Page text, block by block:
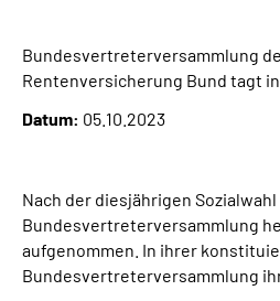
Leichte Sprache
Bundesvertreterversammlung
Rentenversicherung Bund tagt
Datum: 05.10.2023
Nach der diesjährigen
Bundesvertreterversammlung
aufgenommen. In ihrer
Bundesvertreterversammlung